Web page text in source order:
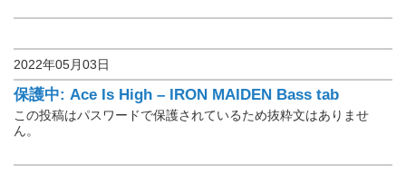
2022年05月03日
保護中: Ace Is High – IRON MAIDEN Bass tab
この投稿はパスワードで保護されているため抜粋文はありませ
ん。